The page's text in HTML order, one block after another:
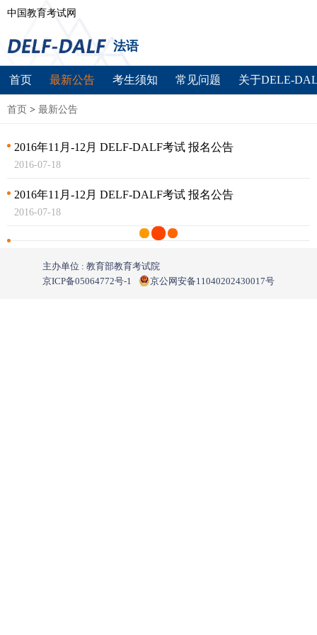
中国教育考试网
法语
首页 最新公告 考生须知 常见问题 关于DELE-
首页 > 最新公告
2016年11月-12月 DELF-DALF考试 报名公告
2016-07-18
2016年11月-12月 DELF-DALF考试 报名公告
2016-07-18
主办单位 : 教育部教育考试院
京ICP备05064772号-1
京公网安备11040202430017号